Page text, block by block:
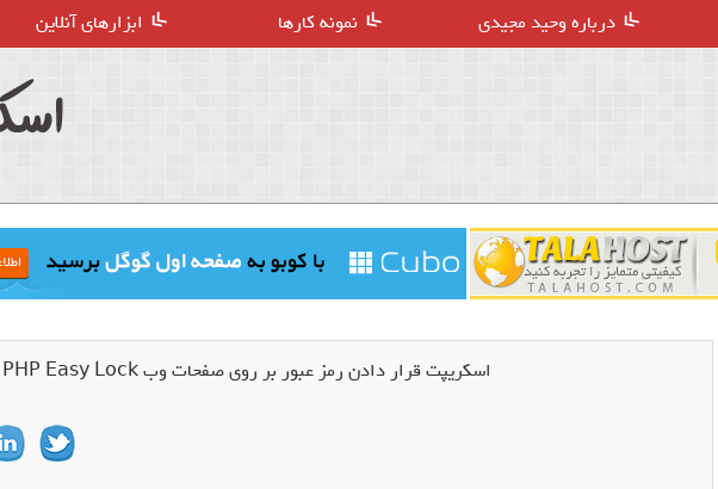
درباره وحید مجیدی نمونه کارها ابزارهای آنلاین
اسکریپت قرار دادن رمز عبور بر روی صفحات وب PHP Easy Lock